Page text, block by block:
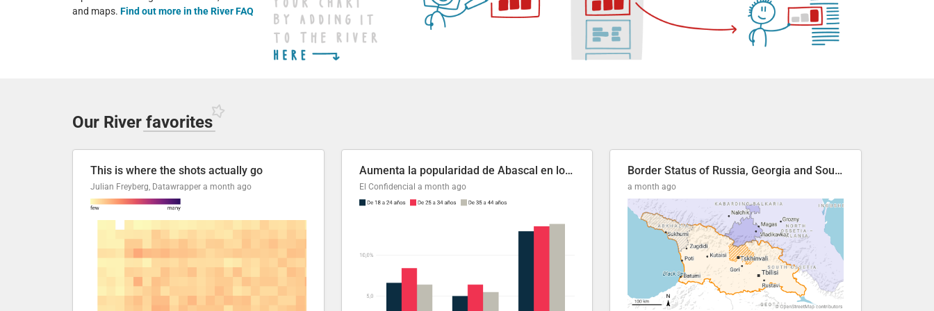
and maps. Find out more in the River FAQ
Our River favorites
This is where the shots actually go
Julian Freyberg, Datawrapper a month ago
Aumenta la popularidad de Abascal en los últimos 6 años
El Confidencial a month ago
Border Status of Russia, Georgia and South Ossetia
a month ago